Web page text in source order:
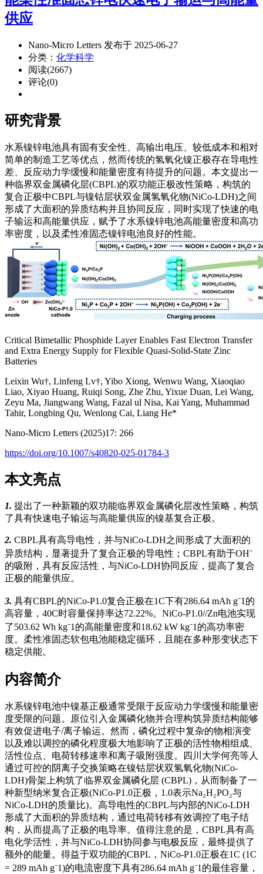
供应
Nano-Micro Letters 发布于 2025-06-27
分类： 化学科学
阅读(2667)
评论(0)
研究背景
水系镍锌电池具有固有安全性、高输出电压、较低成本和相对
简单的制造工艺等优点，然而传统的氢氧化镍正极存在导电性
差、反应动力学缓慢和能量密度有待提升的问题。本文提出一
种临界双金属磷化层(CBPL)的双功能正极改性策略，构筑的
复合正极中CBPL与镍钴层状双金属氢氧化物(NiCo-LDH)之间
形成了大面积的异质结构并且协同反应，同时实现了快速的电
子输运和高能量供应，赋予了水系镍锌电池高能量密度和高功
率密度，以及柔性准固态镍锌电池良好的性能。
Critical Bimetallic Phosphide Layer Enables Fast Electron Transfer
and Extra Energy Supply for Flexible Quasi-Solid-State Zinc
Batteries
Leixin Wu†, Linfeng Lv†, Yibo Xiong, Wenwu Wang, Xiaoqiao
Liao, Xiyao Huang, Ruiqi Song, Zhe Zhu, Yixue Duan, Lei Wang,
Zeyu Ma, Jiangwang Wang, Fazal ul Nisa, Kai Yang, Muhammad
Tahir, Longbing Qu, Wenlong Cai, Liang He*
Nano-Micro Letters (2025)17: 266
https://doi.org/10.1007/s40820-025-01784-3
本文亮点
1. 提出了一种新颖的双功能临界双金属磷化层改性策略，构筑
了具有快速电子输运与高能量供应的镍基复合正极。
2. CBPL具有高导电性，并与NiCo-LDH之间形成了大面积的
异质结构，显著提升了复合正极的导电性；CBPL有助于OH⁻
的吸附，具有反应活性，与NiCo-LDH协同反应，提高了复合
正极的能量供应。
3. 具有CBPL的NiCo-P1.0复合正极在1C下有286.64 mAh g⁻1的
高容量，40C时容量保持率达72.22%。NiCo-P1.0//Zn电池实现
了503.62 Wh kg⁻1的高能量密度和18.62 kW kg⁻1的高功率密
度。柔性准固态软包电池能稳定循环，且能在多种形变状态下
稳定供能。
内容简介
水系镍锌电池中镍基正极通常受限于反应动力学缓慢和能量密
度受限的问题。原位引入金属磷化物并合理构筑异质结构能够
有效促进电子/离子输运。然而，磷化过程中复杂的物相演变
以及难以调控的磷化程度极大地影响了正极的活性物相组成、
活性位点、电荷转移速率和离子吸附强度。四川大学何亮等人
通过可控的阴离子交换策略在镍钴层状双氢氧化物(NiCo-
LDH)骨架上构筑了临界双金属磷化层 (CBPL)，从而制备了一
种新型纳米复合正极(NiCo-P1.0正极，1.0表示Na₂H₂PO₂与
NiCo-LDH的质量比)。高导电性的CBPL与内部的NiCo-LDH
形成了大面积的异质结构，通过电荷转移有效调控了电子结
构，从而提高了正极的电导率。值得注意的是，CBPL具有高
电化学活性，并与NiCo-LDH协同参与电极反应，最终提供了
额外的能量。得益于双功能的CBPL，NiCo-P1.0正极在1C (1C
= 289 mAh g⁻1)的电流密度下具有286.64 mAh g⁻1的最佳容量，